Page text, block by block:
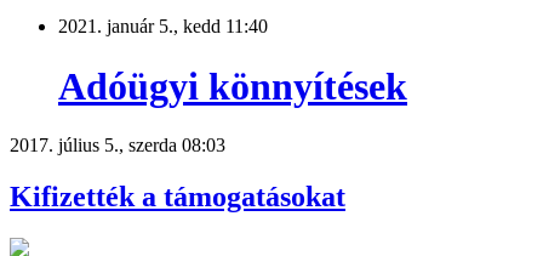
2021. január 5., kedd 11:40
Adóügyi könnyítések
2017. július 5., szerda 08:03
Kifizették a támogatásokat